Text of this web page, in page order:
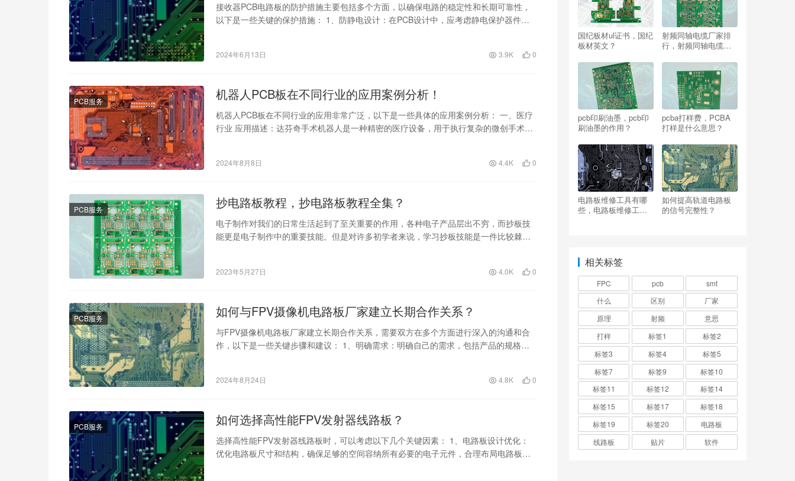
接收器PCB电路板的防护措施主要包括多个方面，以确保电路的稳定性和长期可靠性，
以下是一些关键的保护措施： 1、防静电设计：在PCB设计中，应考虑静电保护器件的
2024年6月13日 3.9K 0
PCB服务 机器人PCB板在不同行业的应用案例分析！
机器人PCB板在不同行业的应用非常广泛，以下是一些具体的应用案例分析： 一、医疗
行业 应用描述：达芬奇手术机器人是一种精密的医疗设备，用于执行复杂的微创手术，
2024年8月8日 4.4K 0
PCB服务 抄电路板教程，抄电路板教程全集？
电子制作对我们的日常生活起到了至关重要的作用，各种电子产品层出不穷，而抄板技
能更是电子制作中的重要技能。但是对许多初学者来说，学习抄板技能是一件比较棘手
2023年5月27日 4.0K 0
PCB服务 如何与FPV摄像机电路板厂家建立长期合作关系？
与FPV摄像机电路板厂家建立长期合作关系，需要双方在多个方面进行深入的沟通和合
作，以下是一些关键步骤和建议： 1、明确需求：明确自己的需求，包括产品的规格、
2024年8月24日 4.8K 0
PCB服务 如何选择高性能FPV发射器线路板？
选择高性能FPV发射器线路板时，可以考虑以下几个关键因素： 1、电路板设计优化：
优化电路板尺寸和结构，确保足够的空间容纳所有必要的电子元件，合理布局电路板上
国纪板材ul证书，国纪
板材英文？
射频同轴电缆厂家排
行，射频同轴电缆厂
pcb印刷油墨，pcb印
刷油墨的作用？
pcba打样费，PCBA
打样是什么意思？
电路板维修工具有哪
些，电路板维修工具
如何提高轨道电路板
的信号完整性？
相关标签
FPC pcb
smt
什么
区别
厂家
原理
射频
意思
打样
标签1
标签2
标签3
标签4
标签5
标签7
标签9
标签10
标签11
标签12
标签14
标签15
标签17
标签18
标签19
标签20
电路板
线路板
贴片 软件